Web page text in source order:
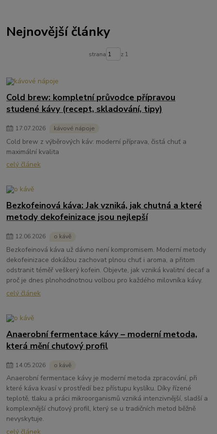
Nejnovější články
strana z 1
Cold brew: kompletní průvodce přípravou
studené kávy (recept, skladování, tipy)
17.07.2026 kávové nápoje
Cold brew z výběrových káv: moderní příprava, čistá chuť a
maximální kvalita
celý článek
Bezkofeinová káva: Jak vzniká, jak chutná a které
metody dekofeinizace jsou nejlepší
12.06.2026 o kávě
Bezkofeinová káva už dávno není kompromisem. Moderní metody
dekofeinizace dokážou zachovat plnou chuť i aroma, a přitom
odstranit téměř veškerý kofein. Objevte, jak vzniká kvalitní decaf a
proč je dnes plnohodnotnou volbou pro každého milovníka kávy.
celý článek
Anaerobní fermentace kávy – moderní metoda,
která mění chuťový profil
14.05.2026 o kávě
Anaerobní fermentace kávy je moderní metoda zpracování, při
které káva kvasí v prostředí bez přístupu kyslíku. Díky řízené
teplotě, tlaku a práci mikroorganismů vzniká intenzivnější, sladší a
komplexnější chuťový profil, který se u tradičních metod běžně
nevyskytuje.
celý článek